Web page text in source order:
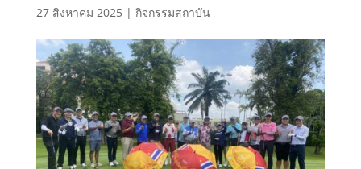
27 สิงหาคม 2025 | กิจกรรมสถาบัน